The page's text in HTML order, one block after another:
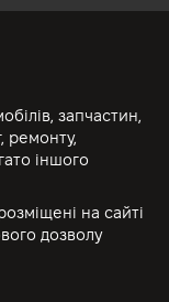
запчастин,
ремонту,
іншого
на сайті
дозволу